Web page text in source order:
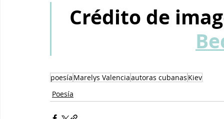
Crédito de
poesía Marelys Valenciaautoras cubanas Kiev
Poesía